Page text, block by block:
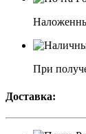
При
Доставка: